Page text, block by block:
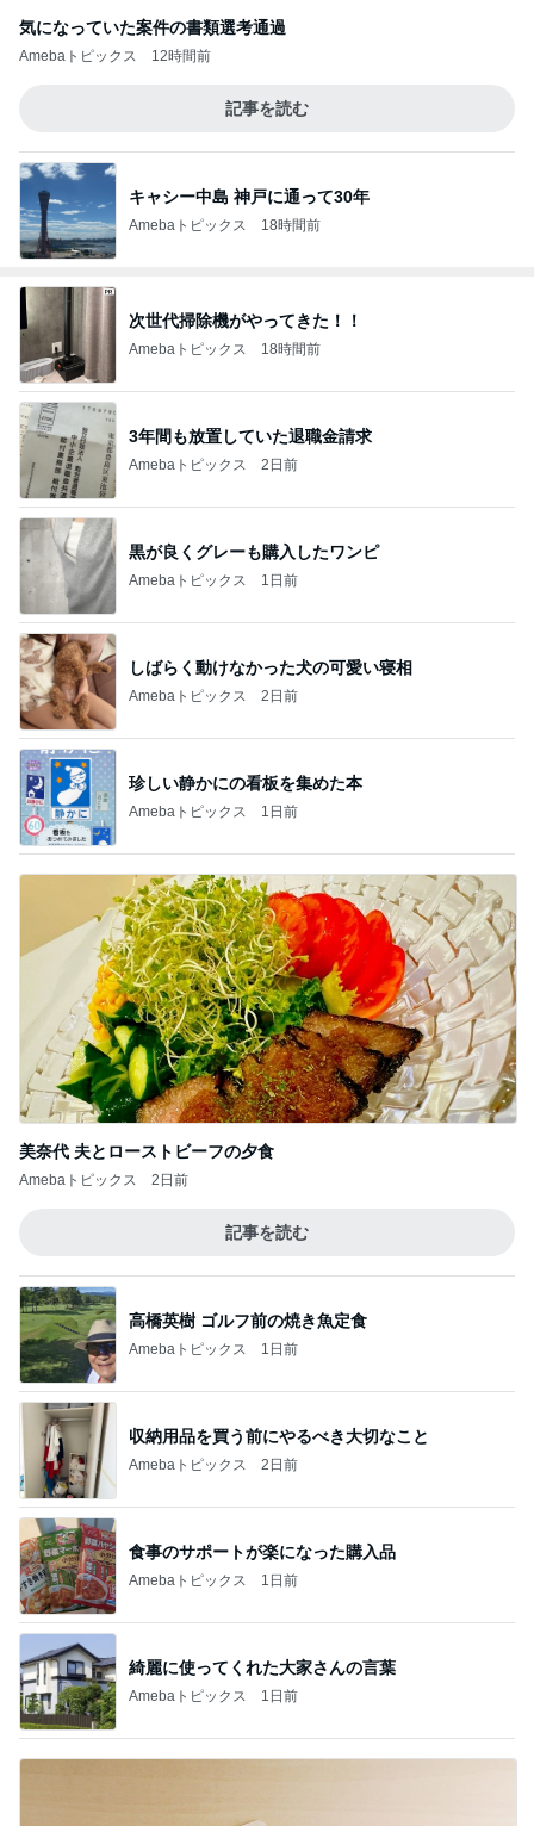
気になっていた案件の書類選考通過
Amebaトピックス 12時間前
記事を読む
キャシー中島 神戸に通って30年
Amebaトピックス 18時間前
次世代掃除機がやってきた！！
Amebaトピックス 18時間前
3年間も放置していた退職金請求
Amebaトピックス 2日前
黒が良くグレーも購入したワンピ
Amebaトピックス 1日前
しばらく動けなかった犬の可愛い寝相
Amebaトピックス 2日前
珍しい静かにの看板を集めた本
Amebaトピックス 1日前
美奈代 夫とローストビーフの夕食
Amebaトピックス 2日前
記事を読む
高橋英樹 ゴルフ前の焼き魚定食
Amebaトピックス 1日前
収納用品を買う前にやるべき大切なこと
Amebaトピックス 2日前
食事のサポートが楽になった購入品
Amebaトピックス 1日前
綺麗に使ってくれた大家さんの言葉
Amebaトピックス 1日前